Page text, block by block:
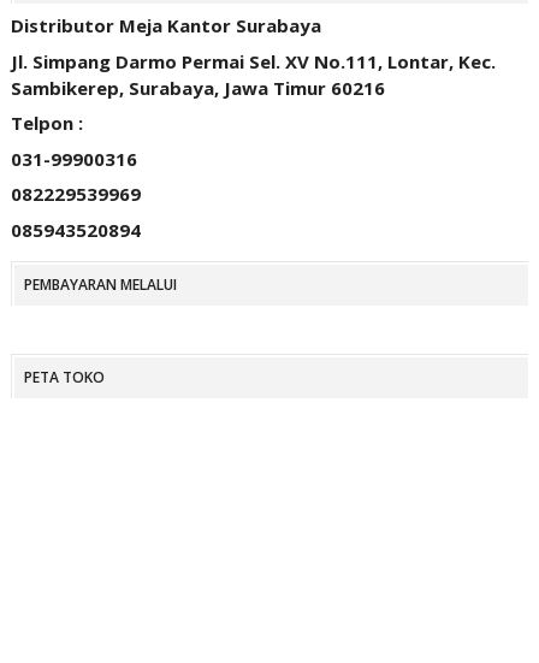
Distributor Meja Kantor Surabaya
Jl. Simpang Darmo Permai Sel. XV No.111, Lontar, Kec.
Sambikerep, Surabaya, Jawa Timur 60216
Telpon :
031-99900316
082229539969
085943520894
PEMBAYARAN MELALUI
PETA TOKO